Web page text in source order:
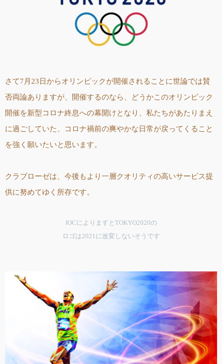
さて7月23日からオリンピックが開催されることに世論では賛
否両論ありますが、開催するのなら、どうかこのオリンピック
開催を新型コロナ終息への幕開けとなり、私たちがあたりまえ
に過ごしていた、コロナ禍前の爽やかな日常が戻ってくること
を強く願いたいと思います。
クラブローゼは、今後もより一層クオリティの高いサービス提
供に努めてゆく所存です。
IOCによりますとTOKYO2020の
ロゴは2021に改変しないそうです